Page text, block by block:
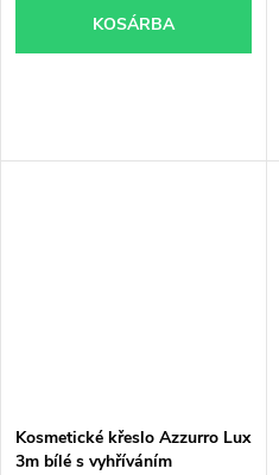
KOSÁRBA
Kosmetické křeslo Azzurro Lux
3m bílé s vyhříváním